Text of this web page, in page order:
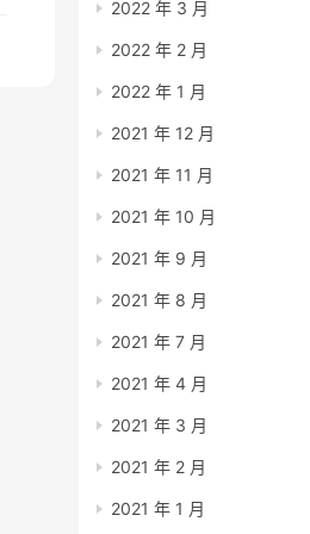
2022 年 3 月
2022 年 2 月
2022 年 1 月
2021 年 12 月
2021 年 11 月
2021 年 10 月
2021 年 9 月
2021 年 8 月
2021 年 7 月
2021 年 4 月
2021 年 3 月
2021 年 2 月
2021 年 1 月